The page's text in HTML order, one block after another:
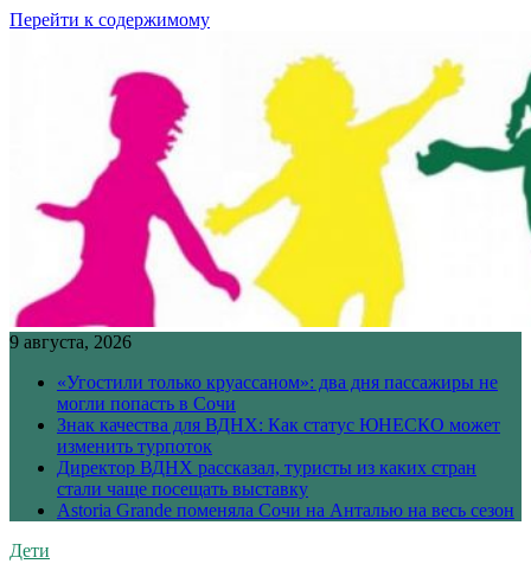
Перейти к содержимому
9 августа, 2026
«Угостили только круассаном»: два дня пассажиры не
могли попасть в Сочи
Знак качества для ВДНХ: Как статус ЮНЕСКО может
изменить турпоток
Директор ВДНХ рассказал, туристы из каких стран
стали чаще посещать выставку
Astoria Grande поменяла Сочи на Анталью на весь сезон
Дети